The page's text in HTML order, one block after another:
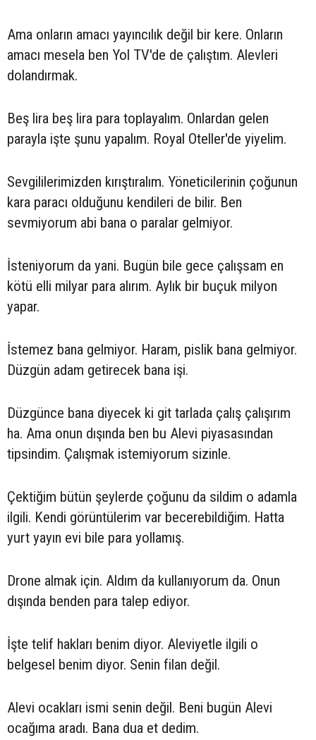
Ama onların amacı yayıncılık değil bir kere. Onların
amacı mesela ben Yol TV'de de çalıştım. Alevleri
dolandırmak.
Beş lira beş lira para toplayalım. Onlardan gelen
parayla işte şunu yapalım. Royal Oteller'de yiyelim.
Sevgililerimizden kırıştıralım. Yöneticilerinin çoğunun
kara paracı olduğunu kendileri de bilir. Ben
sevmiyorum abi bana o paralar gelmiyor.
İsteniyorum da yani. Bugün bile gece çalışsam en
kötü elli milyar para alırım. Aylık bir buçuk milyon
yapar.
İstemez bana gelmiyor. Haram, pislik bana gelmiyor.
Düzgün adam getirecek bana işi.
Düzgünce bana diyecek ki git tarlada çalış çalışırım
ha. Ama onun dışında ben bu Alevi piyasasından
tipsindim. Çalışmak istemiyorum sizinle.
Çektiğim bütün şeylerde çoğunu da sildim o adamla
ilgili. Kendi görüntülerim var becerebildiğim. Hatta
yurt yayın evi bile para yollamış.
Drone almak için. Aldım da kullanıyorum da. Onun
dışında benden para talep ediyor.
İşte telif hakları benim diyor. Aleviyetle ilgili o
belgesel benim diyor. Senin filan değil.
Alevi ocakları ismi senin değil. Beni bugün Alevi
ocağıma aradı. Bana dua et dedim.